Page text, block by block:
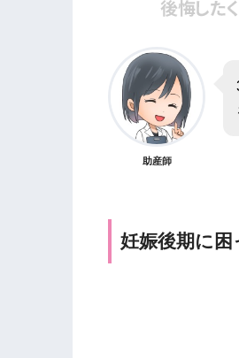
助産師
妊娠後期に